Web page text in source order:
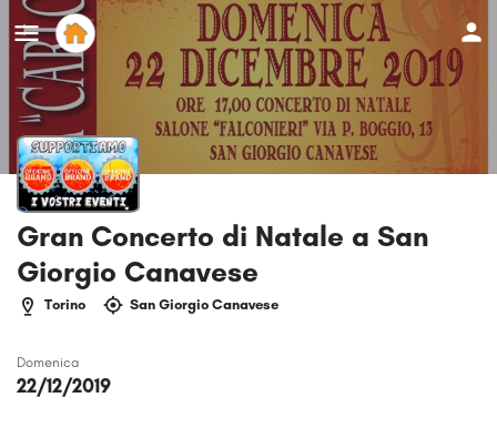
Gran Concerto di Natale a San
Giorgio Canavese
Torino San Giorgio Canavese
Domenica
22/12/2019